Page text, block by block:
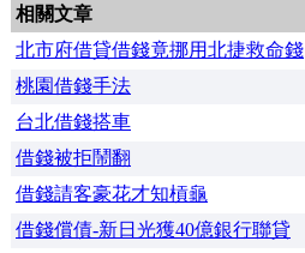
相關文章
北市府借貸借錢竟挪用北捷救命錢
桃園借錢手法
台北借錢搭車
借錢被拒鬧翻
借錢請客豪花才知槓龜
借錢償債-新日光獲40億銀行聯貸